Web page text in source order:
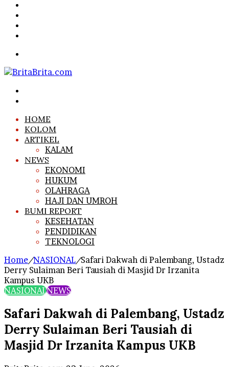
HOME
KOLOM
ARTIKEL
KALAM
NEWS
EKONOMI
HUKUM
OLAHRAGA
HAJI DAN UMROH
BUMI REPORT
KESEHATAN
PENDIDIKAN
TEKNOLOGI
Home/NASIONAL/Safari Dakwah di Palembang, Ustadz
Derry Sulaiman Beri Tausiah di Masjid Dr Irzanita
Kampus UKB
NASIONALNEWS
Safari Dakwah di Palembang, Ustadz
Derry Sulaiman Beri Tausiah di
Masjid Dr Irzanita Kampus UKB